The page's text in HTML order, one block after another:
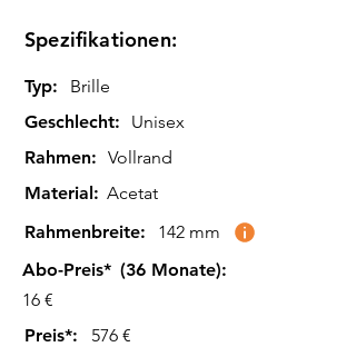
Spezifikationen:
Typ:
Brille
Geschlecht:
Unisex
Rahmen: Vollrand
Material: Acetat
Rahmenbreite:
142 mm
Abo-Preis* (36 Monate):
16 €
Preis*:
576 €